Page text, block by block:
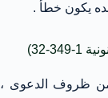
يكون خطأ .
من ظروف الدعوى ،